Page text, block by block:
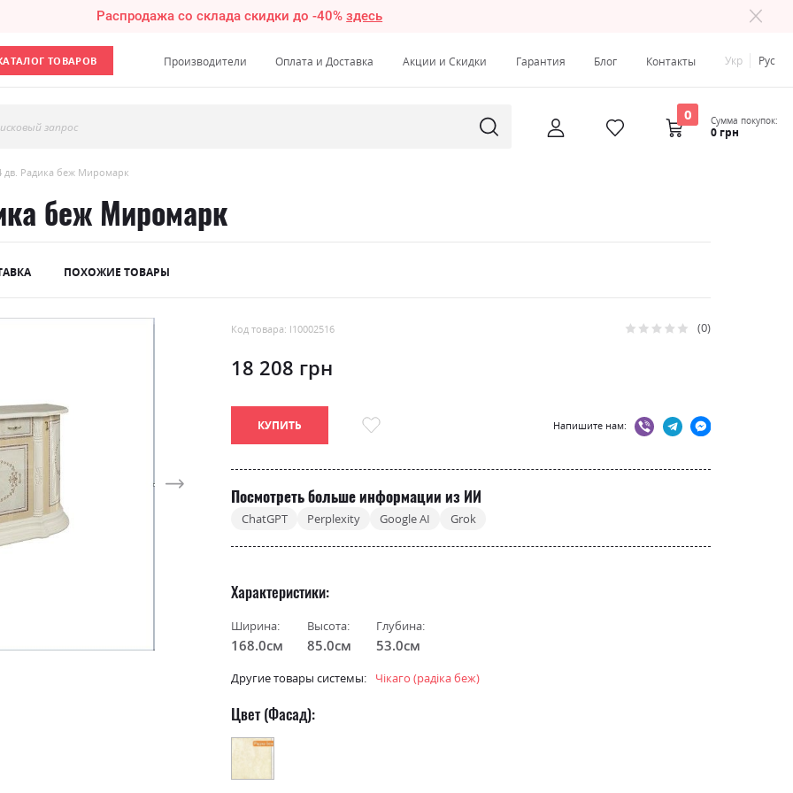
Распродажа со склада скидки до -40%здесь
ТОВАРОВ Производители Оплата и Доставка Акции и Скидки Гарантия Блог Контакты Укр Рус
запрос
0 Сумма покупок:
0 грн
дв. Радика беж Миромарк
беж Миромарк
ПОХОЖИЕ ТОВАРЫ
Код товара: l10002516 Рейтинг: 0
18 208 грн
КУПИТЬ Напишите нам:
Посмотреть больше информации из ИИ
ChatGPT Perplexity Google AI Grok
Характеристики
Ширина:
168.0см
Высота:
85.0см
Глубина:
53.0см
Другие товары системы: Чікаго (радіка беж)
Цвет (Фасад):